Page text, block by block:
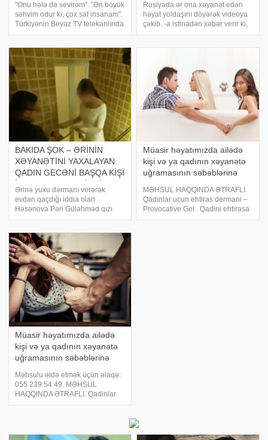
"Onu hələ də sevirəm". "Ən böyük
səhvim odur ki, çox saf insanam".
Türkiyənin Beyaz TV telekanlında
yayımlanan "Hayatta her şey var"
hər kəsi dəhşətə gətirib
Rusiyada ər ona xəyanət edən
həyat yoldaşını döyərək videoya
çəkib. -a istinadən xəbər verir ki,
kadrlarda kişi arvadının onu
BAKIDA ŞOK – ƏRİNİN
XƏYANƏTİNİ YAXALAYAN
QADIN GECƏNİ BAŞQA KİŞİ
VİDEO
Ərinə yuxu dərmanı verərək
evdən qaçdığı iddia olan
Həsənova Pəri Güləhməd qızı
haqqında qayınanası şok fikirlər
verir ki, Arzu adlı qadının
sözlərinə görə, Pəri evdən
qaçdığı gün gecəni Röya
Müasir həyatımızda ailədə
kişi və ya qadının xəyanətə
uğramasının səbəblərinə
MƏHSUL HAQQINDA ƏTRAFLI.
Qadinlar ucun ehtiras dermani –
Provocative Gel . Qadini ehtirasa
getiren dermanlar - intim gel
Müasir həyatımızda ailədə
kişi və ya qadının xəyanətə
uğramasının səbəblərinə
Məhsulu əldə etmək üçün əlaqə:
055 239 54 49. MƏHSUL
HAQQINDA ƏTRAFLI. Qadinlar
ucun ehtiras dermani –